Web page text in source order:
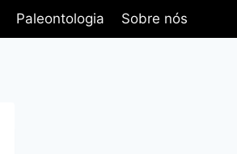
Paleontologia Sobre nós